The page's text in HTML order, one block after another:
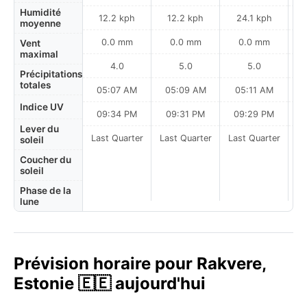
Humidité
moyenne
Vent
maximal
Précipitations
totales
Indice UV
Lever du
soleil
Coucher du
soleil
Phase de la
lune
12.2 kph
0.0 mm
4.0
05:07 AM
09:34 PM
Last Quarter
12.2 kph
0.0 mm
5.0
05:09 AM
09:31 PM
Last Quarter
24.1 kph
0.0 mm
5.0
05:11 AM
09:29 PM
Last Quarter
Prévision horaire pour Rakvere,
Estonie 🇪🇪 aujourd'hui